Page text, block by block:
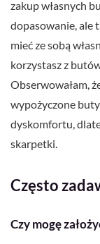
zakup własnych
dopasowanie, ale
mieć ze sobą
korzystasz z
Obserwowałam,
wypożyczone
dyskomfortu,
skarpetki.
Często
Czy mogę